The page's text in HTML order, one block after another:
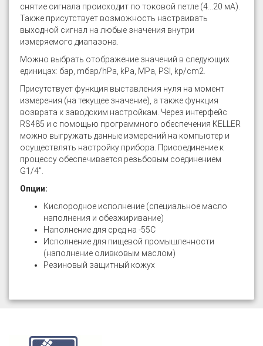
снятие сигнала происходит по токовой петле (4...20 мА).
Также присутствует возможность настраивать
выходной сигнал на любые значения внутри
измеряемого диапазона.
Можно выбрать отображение значений в следующих
единицах: бар, mбар/hPa, kPa, MPa, PSI, kp/cm2.
Присутствует функция выставления нуля на момент
измерения (на текущее значение), а также функция
возврата к заводским настройкам. Через интерфейс
RS485 и с помощью программного обеспечения KELLER
можно выгружать данные измерений на компьютер и
осуществлять настройку прибора. Присоединение к
процессу обеспечивается резьбовым соединением
G1/4".
Опции:
Кислородное исполнение (специальное масло
наполнения и обезжиривание)
Наполнение для сред на -55С
Исполнение для пищевой промышленности
(наполнение оливковым маслом)
Резиновый защитный кожух